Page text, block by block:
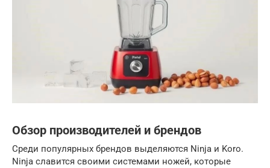
Обзор производителей и брендов
Среди популярных брендов выделяются Ninja и Koro.
Ninja славится своими системами ножей, которые